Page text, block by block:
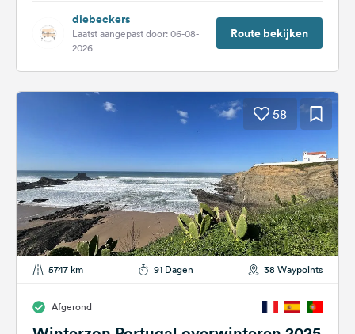
diebeckers
Laatst aangepast door: 06-08-
2026
Route bekijken
58
5747 km 91 Dagen 38 Waypoints
Afgerond